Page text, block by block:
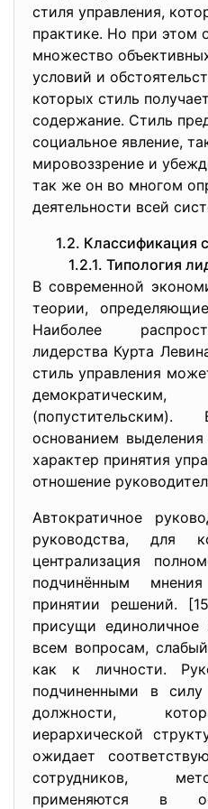
стиля управления,
практике. Но при этом
множество
условий и
которых стиль
содержание. Стиль
социальное явление,
мировоззрение и
так же он во многом
деятельности всей
1.2. Классификация
1.2.1. Типология
В современной
теории,
Наиболее
лидерства Курта
стиль управления
основанием
характер принятия
отношение
Автократичное
руководства, для
централизация
подчинённым
принятии решений.
присущи
всем вопросам,
как к личности.
подчиненными в
должности,
иерархической
ожидает
сотрудников,
применяются в